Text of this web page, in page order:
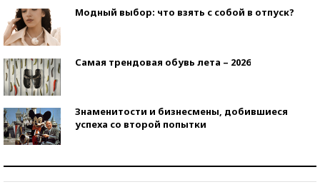
Модный выбор: что взять с собой в отпуск?
Самая трендовая обувь лета – 2026
Знаменитости и бизнесмены, добившиеся
успеха со второй попытки